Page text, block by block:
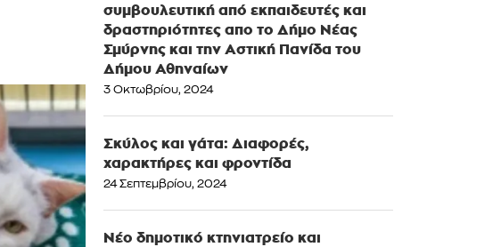
συμβουλευτική από εκπαιδευτές και
δραστηριότητες απο το Δήμο Νέας
Σμύρνης και την Αστική Πανίδα του
Δήμου Αθηναίων
3 Οκτωβρίου, 2024
Σκύλος και γάτα: Διαφορές,
χαρακτήρες και φροντίδα
24 Σεπτεμβρίου, 2024
Νέο δημοτικό κτηνιατρείο και